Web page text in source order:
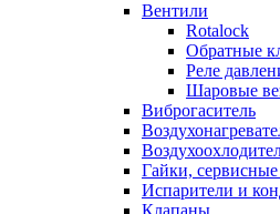
Вентили
Rotalock
Обратные
Реле
Шаровые
Виброгаситель
Гайки,
Испарители и
Клапаны